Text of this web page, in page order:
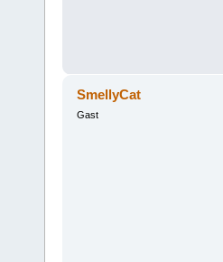
SmellyCat
Gast